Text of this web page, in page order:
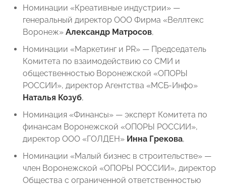
Номинации «Креативные индустрии» —
генеральный директор ООО Фирма «Веллтекс
Воронеж» Александр Матросов,
Номинации «Маркетинг и PR» — Председатель
Комитета по взаимодействию со СМИ и
общественностью Воронежской «ОПОРЫ
РОССИИ», директор Агентства «МСБ-Инфо»
Наталья Козуб,
Номинация «Финансы» — эксперт Комитета по
финансам Воронежской «ОПОРЫ РОССИИ»,
директор ООО «ГОЛДЕН» Инна Грекова,
Номинации «Малый бизнес в строительстве» —
член Воронежской «ОПОРЫ РОССИИ», директор
Общества с ограниченной ответственностью